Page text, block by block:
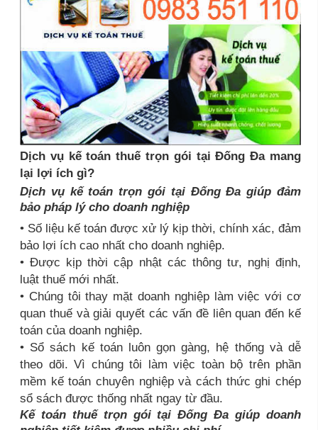
Dịch vụ kế toán thuế trọn gói tại Đống Đa mang
lại lợi ích gì?
Dịch vụ kế toán trọn gói tại Đống Đa giúp đảm
bảo pháp lý cho doanh nghiệp
• Số liệu kế toán được xử lý kịp thời, chính xác, đảm
bảo lợi ích cao nhất cho doanh nghiệp.
• Được kịp thời cập nhật các thông tư, nghị định,
luật thuế mới nhất.
• Chúng tôi thay mặt doanh nghiệp làm việc với cơ
quan thuế và giải quyết các vấn đề liên quan đến kế
toán của doanh nghiệp.
• Sổ sách kế toán luôn gọn gàng, hệ thống và dễ
theo dõi. Vì chúng tôi làm việc toàn bộ trên phần
mềm kế toán chuyên nghiệp và cách thức ghi chép
sổ sách được thống nhất ngay từ đầu.
Kế toán thuế trọn gói tại Đống Đa giúp doanh